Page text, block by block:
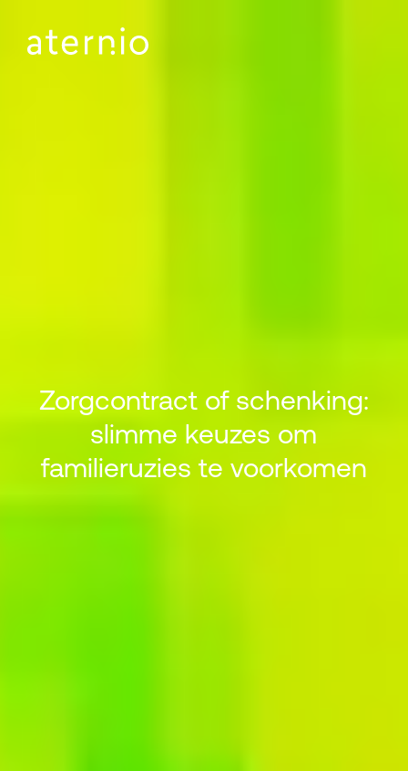
Zorgcontract of schenking:
slimme keuzes om
familieruzies te voorkomen
Zorgcontract of schenking: